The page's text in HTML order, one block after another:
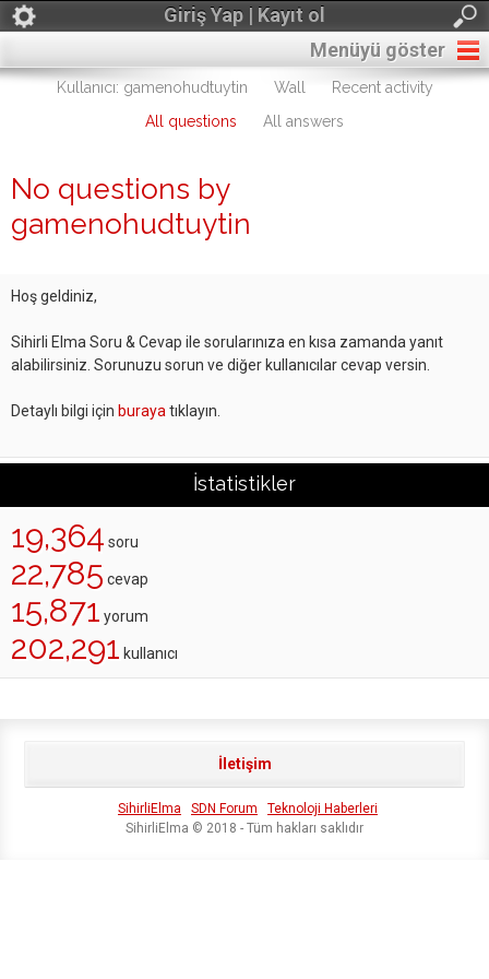
Giriş Yap | Kayıt ol
Menüyü göster
Kullanıcı: gamenohudtuytin Wall
Recent activity
All questions
All answers
No questions by
gamenohudtuytin
Hoş geldiniz,
Sihirli Elma Soru & Cevap ile sorularınıza en kısa zamanda yanıt
alabilirsiniz. Sorunuzu sorun ve diğer kullanıcılar cevap versin.
Detaylı bilgi için buraya tıklayın.
İstatistikler
19,364 soru
22,785 cevap
15,871 yorum
202,291 kullanıcı
İletişim
SihirliElma SDN Forum
Teknoloji Haberleri
SihirliElma © 2018 - Tüm hakları saklıdır